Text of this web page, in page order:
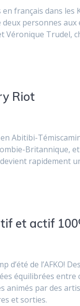
français dans les
deux personnes
Véronique Trudel,
Riot
Abitibi-
Britannique,
rapidement
et actif
de l’AFKO!
équilibrées entre
animés par des
et sorties.